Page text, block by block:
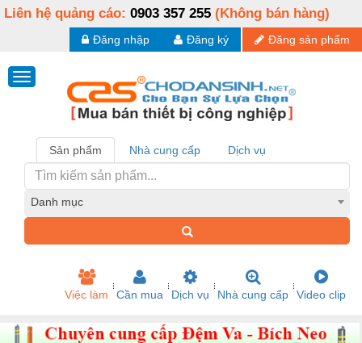
Liên hệ quảng cáo: 0903 357 255 (Không bán hàng)
Đăng sản phẩm
Đăng ký
Đăng nhập
Sản phẩm Nhà cung cấp Dịch vụ
Danh mục
Việc làm Cần mua Dịch vụ Nhà cung cấp Video clip